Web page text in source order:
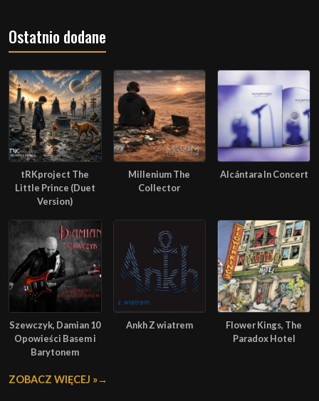
Ostatnio dodane
tRKproject The
Little Prince (Duet
Version)
Millenium The
Collector
Alcántara In Concert
Szewczyk, Damian 10
Opowieści Basem i
Barytonem
Ankh Z wiatrem
Flower Kings, The
Paradox Hotel
ZOBACZ WIĘCEJ »